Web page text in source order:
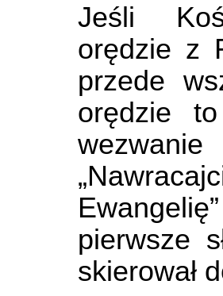
Jeśli
orędzie z
przede
orędzie
pierwsze
skierował